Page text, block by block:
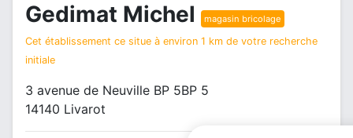
Gedimat Michel magasin bricolage
Cet établissement ce situe à environ 1 km de votre recherche
initiale
3 avenue de Neuville BP 5BP 5
14140 Livarot